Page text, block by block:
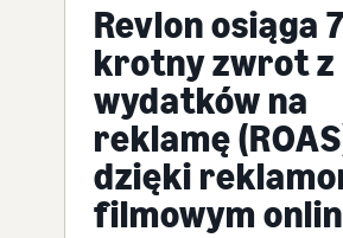
Revlon osiąga
krotny zwrot z
wydatków na
reklamę
dzięki
filmowym